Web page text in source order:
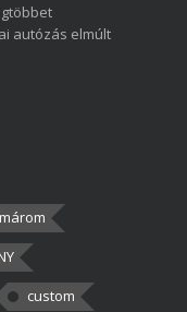
autózás elmúlt
custom